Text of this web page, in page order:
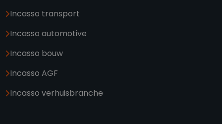
Incasso transport
Incasso automotive
Incasso bouw
Incasso AGF
Incasso verhuisbranche